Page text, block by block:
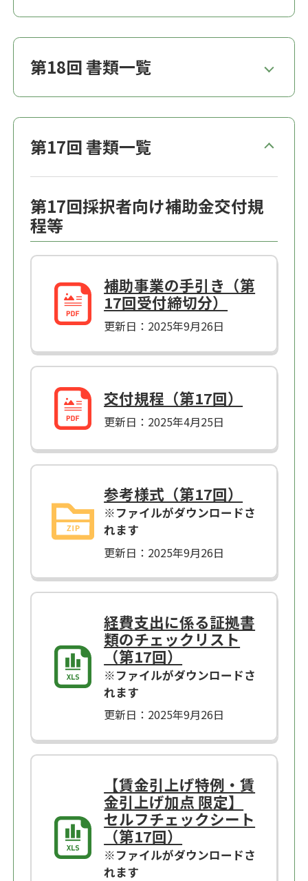
第18回 書類一覧
第17回 書類一覧
第17回採択者向け補助金交付規
程等
補助事業の手引き（第
17回受付締切分）
更新日：2025年9月26日
交付規程（第17回）
更新日：2025年4月25日
参考様式（第17回）
※ファイルがダウンロードさ
れます
更新日：2025年9月26日
経費支出に係る証拠書
類のチェックリスト
（第17回）
※ファイルがダウンロードさ
れます
更新日：2025年9月26日
【賃金引上げ特例・賃
金引上げ加点 限定】
セルフチェックシート
（第17回）
※ファイルがダウンロードさ
れます